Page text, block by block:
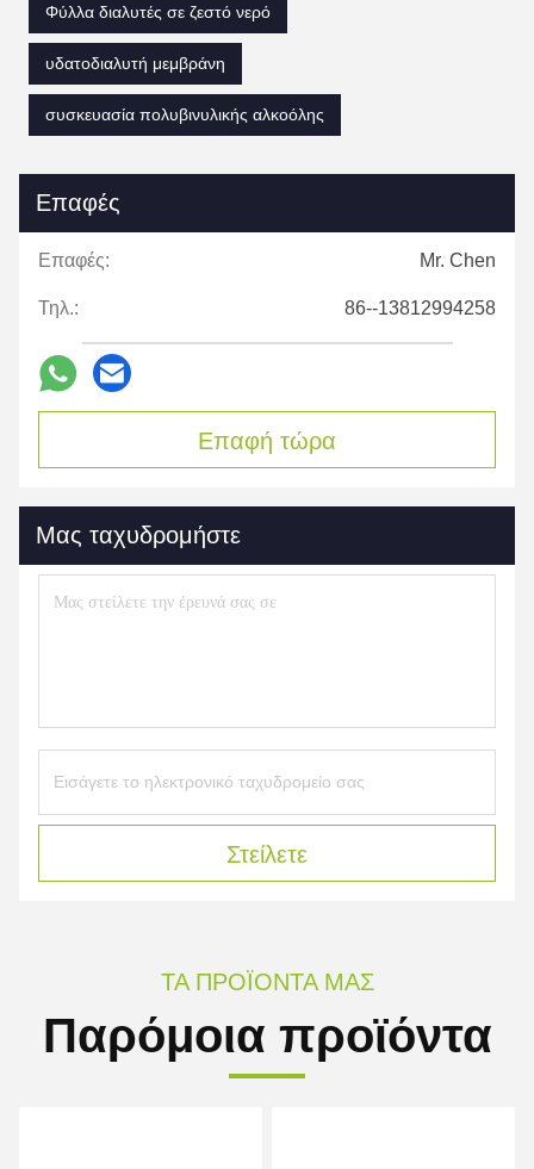
Φύλλα διαλυτές σε ζεστό νερό
υδατοδιαλυτή μεμβράνη
συσκευασία πολυβινυλικής αλκοόλης
Επαφές
Επαφές: Mr. Chen
Τηλ.: 86--13812994258
Επαφή τώρα
Μας ταχυδρομήστε
Στείλετε
ΤΑ ΠΡΟΪΌΝΤΑ ΜΑΣ
Παρόμοια προϊόντα